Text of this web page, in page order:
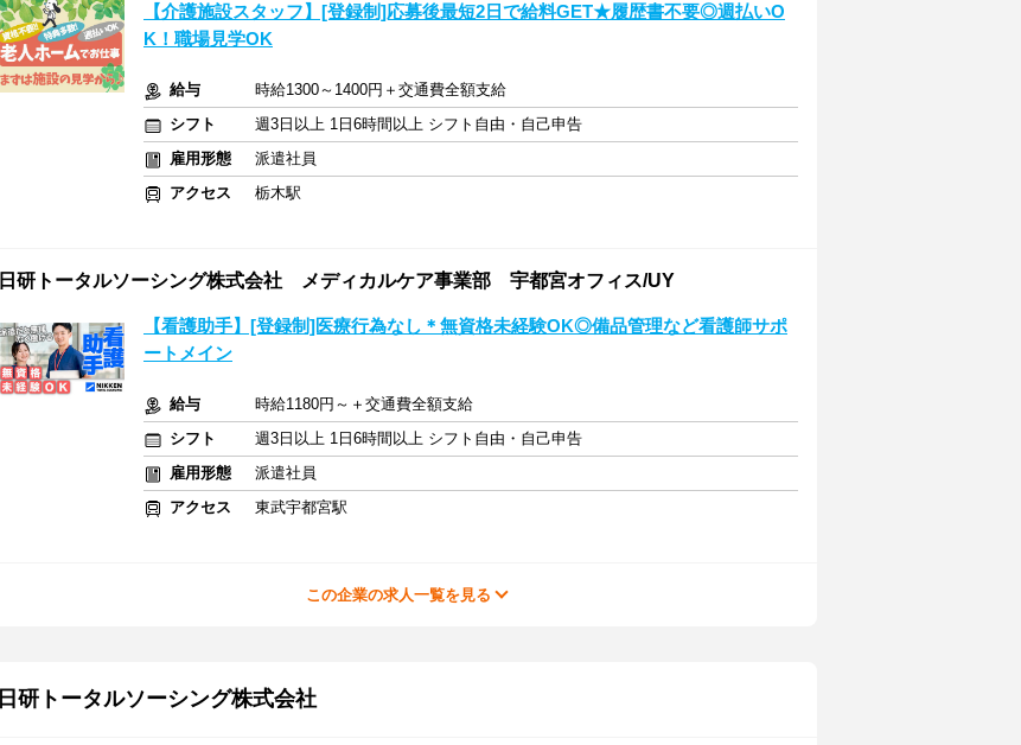
【介護施設スタッフ】[登録制]応募後最短2日で給料GET★履歴書不要◎週払いO
K！職場見学OK
給与
時給1300～1400円＋交通費全額支給
シフト
週3日以上 1日6時間以上 シフト自由・自己申告
雇用形態
派遣社員
アクセス
栃木駅
日研トータルソーシング株式会社 メディカルケア事業部 宇都宮オフィス/UY
【看護助手】[登録制]医療行為なし＊無資格未経験OK◎備品管理など看護師サポ
ートメイン
給与
時給1180円～＋交通費全額支給
シフト
週3日以上 1日6時間以上 シフト自由・自己申告
雇用形態
派遣社員
アクセス
東武宇都宮駅
この企業の求人一覧を見る
日研トータルソーシング株式会社